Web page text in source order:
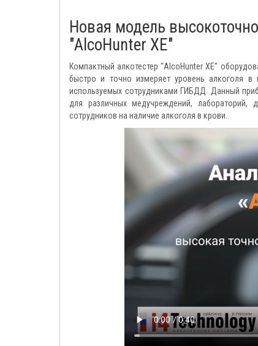
Новая модель
"AlcoHunter XE"
Компактный алкотестер "AlcoHunter XE"
быстро и точно измеряет уровень алкоголя
используемых сотрудниками ГИБДД. Данный
для различных медучреждений, лабораторий,
сотрудников на наличие алкоголя в крови.